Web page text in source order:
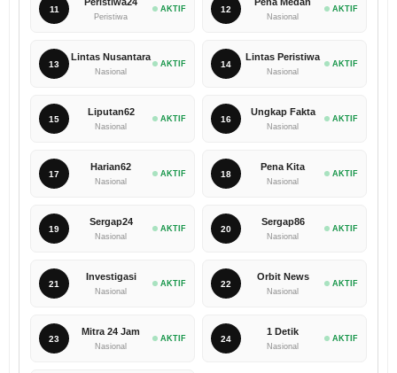
11
Peristiwa
AKTIF 12
Nasional
AKTIF
13
Lintas Nusantara
Nasional
AKTIF 14
Lintas Peristiwa
Nasional
AKTIF
15
Liputan62
Nasional
AKTIF 16
Ungkap Fakta
Nasional
AKTIF
17
Harian62
Nasional
AKTIF 18
Pena Kita
Nasional
AKTIF
19
Sergap24
Nasional
AKTIF 20
Sergap86
Nasional
AKTIF
21
Investigasi
Nasional
AKTIF 22
Orbit News
Nasional
AKTIF
23
Mitra 24 Jam
Nasional
AKTIF 24
1 Detik
Nasional
AKTIF